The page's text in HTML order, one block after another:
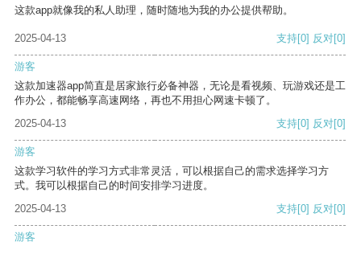
这款app就像我的私人助理，随时随地为我的办公提供帮助。
2025-04-13 支持[0] 反对[0]
游客
这款加速器app简直是居家旅行必备神器，无论是看视频、玩游戏还是工
作办公，都能畅享高速网络，再也不用担心网速卡顿了。
2025-04-13
支持[0] 反对[0]
游客
这款学习软件的学习方式非常灵活，可以根据自己的需求选择学习方
式。我可以根据自己的时间安排学习进度。
2025-04-13
支持[0] 反对[0]
游客